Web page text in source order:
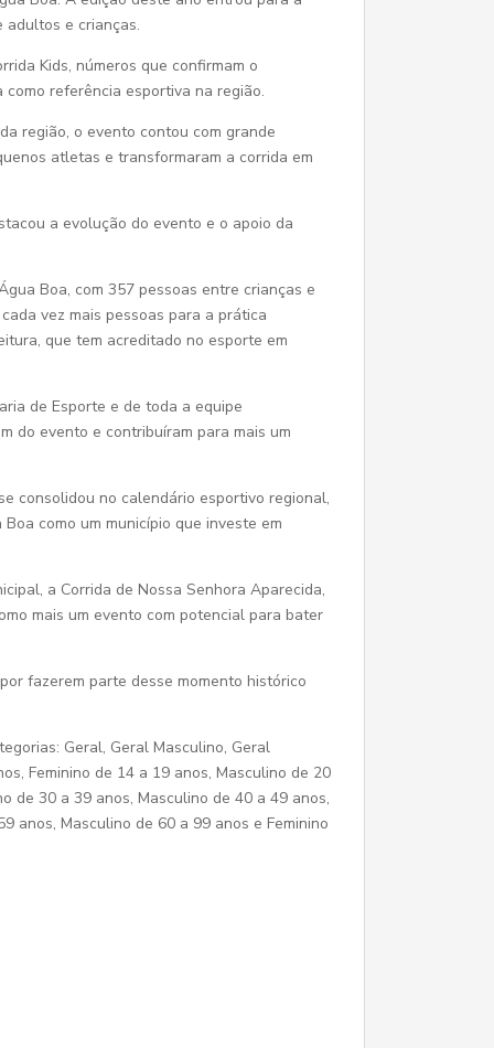
e crianças.
Kids, números que confirmam o
referência esportiva na região.
região, o evento contou com grande
atletas e transformaram a corrida em
a evolução do evento e o apoio da
Boa, com 357 pessoas entre crianças e
vez mais pessoas para a prática
que tem acreditado no esporte em
de Esporte e de toda a equipe
do evento e contribuíram para mais um
consolidou no calendário esportivo regional,
como um município que investe em
a Corrida de Nossa Senhora Aparecida,
mais um evento com potencial para bater
fazerem parte desse momento histórico
Geral, Geral Masculino, Geral
Feminino de 14 a 19 anos, Masculino de 20
de 30 a 39 anos, Masculino de 40 a 49 anos,
anos, Masculino de 60 a 99 anos e Feminino